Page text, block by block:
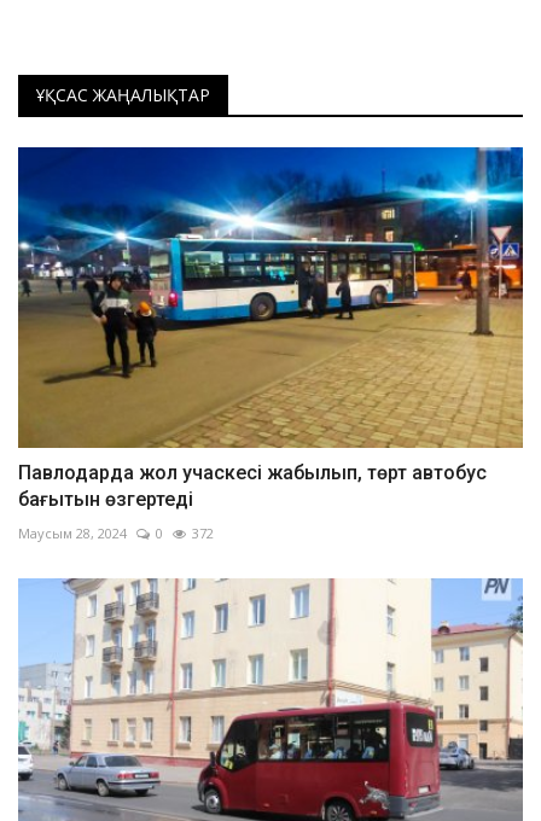
ҰҚСАС ЖАҢАЛЫҚТАР
Павлодарда жол учаскесі жабылып, төрт автобус
бағытын өзгертеді
Маусым 28, 2024 0 372